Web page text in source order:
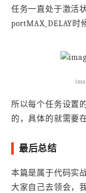
任务一直处于激活
portMAX_DELAY时
所以每个任务设置
的，具体的就需要
最后总结
本篇是属于代码实
大家自己去领会，